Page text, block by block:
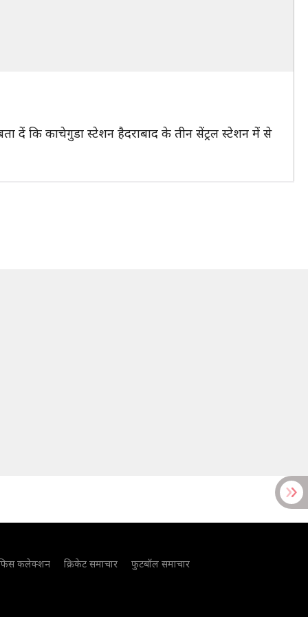
दें कि काचेगुडा स्टेशन हैदराबाद के तीन सेंट्रल स्टेशन में से
कलेक्शन क्रिकेट समाचार
फुटबॉल समाचार